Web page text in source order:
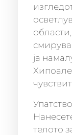
ја
телото